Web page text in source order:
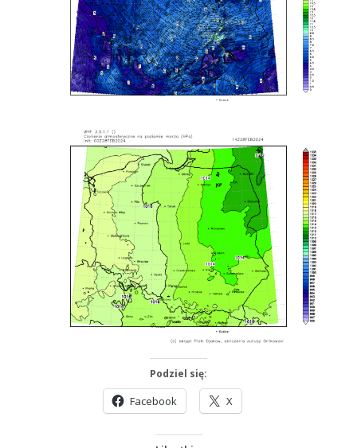
Podziel się:
Facebook X